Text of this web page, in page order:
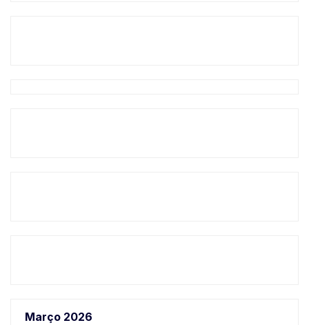
Março 2026